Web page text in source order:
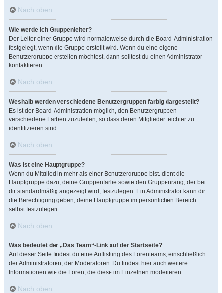
Nach oben
Wie werde ich Gruppenleiter?
Der Leiter einer Gruppe wird normalerweise durch die Board-Administration
festgelegt, wenn die Gruppe erstellt wird. Wenn du eine eigene
Benutzergruppe erstellen möchtest, dann solltest du einen Administrator
kontaktieren.
Nach oben
Weshalb werden verschiedene Benutzergruppen farbig dargestellt?
Es ist der Board-Administration möglich, den Benutzergruppen
verschiedene Farben zuzuteilen, so dass deren Mitglieder leichter zu
identifizieren sind.
Nach oben
Was ist eine Hauptgruppe?
Wenn du Mitglied in mehr als einer Benutzergruppe bist, dient die
Hauptgruppe dazu, deine Gruppenfarbe sowie den Gruppenrang, der bei
dir standardmäßig angezeigt wird, festzulegen. Ein Administrator kann dir
die Berechtigung geben, deine Hauptgruppe im persönlichen Bereich
selbst festzulegen.
Nach oben
Was bedeutet der „Das Team“-Link auf der Startseite?
Auf dieser Seite findest du eine Auflistung des Forenteams, einschließlich
der Administratoren, der Moderatoren. Du findest hier auch weitere
Informationen wie die Foren, die diese im Einzelnen moderieren.
Nach oben